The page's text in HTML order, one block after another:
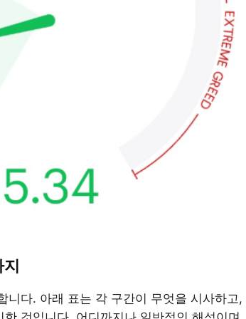
니다. 아래 표는 각 구간이 무엇을 시사하고,